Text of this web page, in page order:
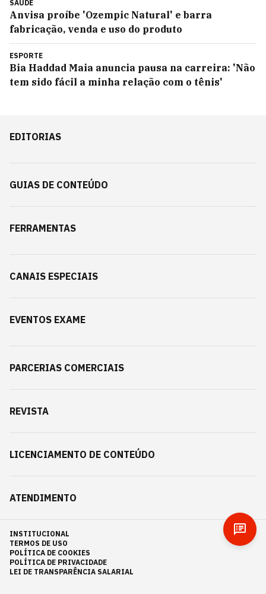
SAÚDE
Anvisa proíbe 'Ozempic Natural' e barra
fabricação, venda e uso do produto
ESPORTE
Bia Haddad Maia anuncia pausa na carreira: 'Não
tem sido fácil a minha relação com o tênis'
EDITORIAS
GUIAS DE CONTEÚDO
FERRAMENTAS
CANAIS ESPECIAIS
EVENTOS EXAME
PARCERIAS COMERCIAIS
REVISTA
LICENCIAMENTO DE CONTEÚDO
ATENDIMENTO
INSTITUCIONAL
TERMOS DE USO
POLÍTICA DE COOKIES
POLÍTICA DE PRIVACIDADE
LEI DE TRANSPARÊNCIA SALARIAL